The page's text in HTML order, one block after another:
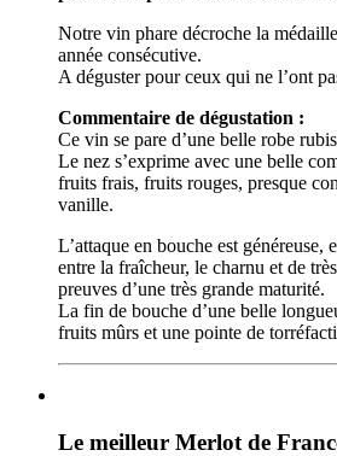
Notre vin phare décroche la
année consécutive.
A déguster pour ceux qui ne l’ont
Commentaire de dégustation :
Ce vin se pare d’une belle robe
Le nez s’exprime avec une belle
fruits frais, fruits rouges, presque
vanille.
L’attaque en bouche est généreuse,
entre la fraîcheur, le charnu et de
preuves d’une très grande maturité.
La fin de bouche d’une belle
fruits mûrs et une pointe de
Le meilleur Merlot de